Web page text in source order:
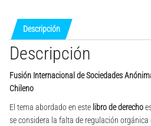
Descripción
Descripción
Fusión Internacional de Sociedades
Chileno
El tema abordado en este libro de derecho
se considera la falta de regulación orgánica